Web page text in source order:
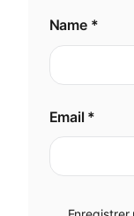
Name *
Email *